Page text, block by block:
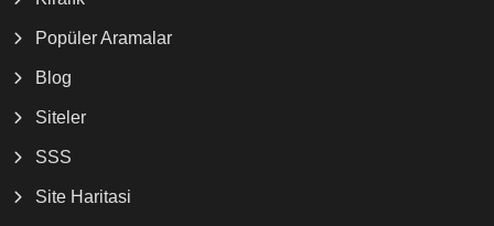
Popüler Aramalar
Blog
Siteler
SSS
Site Haritasi